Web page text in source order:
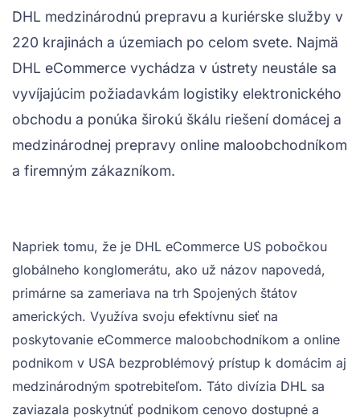
DHL medzinárodnú prepravu a kuriérske služby v
220 krajinách a územiach po celom svete. Najmä
DHL eCommerce vychádza v ústrety neustále sa
vyvíjajúcim požiadavkám logistiky elektronického
obchodu a ponúka širokú škálu riešení domácej a
medzinárodnej prepravy online maloobchodníkom
a firemným zákazníkom.
Napriek tomu, že je DHL eCommerce US pobočkou
globálneho konglomerátu, ako už názov napovedá,
primárne sa zameriava na trh Spojených štátov
amerických. Využíva svoju efektívnu sieť na
poskytovanie eCommerce maloobchodníkom a online
podnikom v USA bezproblémový prístup k domácim aj
medzinárodným spotrebiteľom. Táto divízia DHL sa
zaviazala poskytnúť podnikom cenovo dostupné a